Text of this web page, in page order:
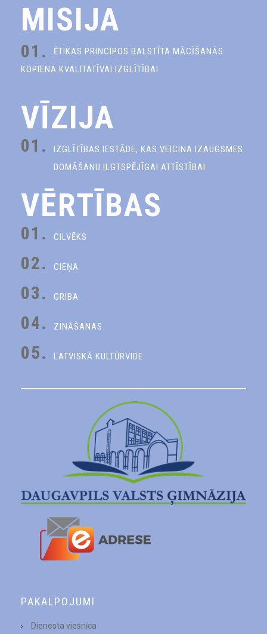
MISIJA
01.
ĒTIKAS PRINCIPOS BALSTĪTA MĀCĪŠANĀS
KOPIENA KVALITATĪVAI IZGLĪTĪBAI
VĪZIJA
01.
IZGLĪTĪBAS IESTĀDE, KAS VEICINA IZAUGSMES
DOMĀŠANU ILGTSPĒJĪGAI ATTĪSTĪBAI
VĒRTĪBAS
01. CILVĒKS
02. CIEŅA
03. GRIBA
04. ZINĀŠANAS
05. LATVISKĀ KULTŪRVIDE
PAKALPOJUMI
Dienesta viesnīca